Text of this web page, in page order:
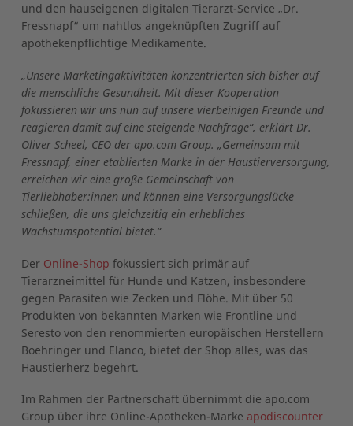
und den hauseigenen digitalen Tierarzt-Service „Dr.
Fressnapf“ um nahtlos angeknüpften Zugriff auf
apothekenpflichtige Medikamente.
„Unsere Marketingaktivitäten konzentrierten sich bisher auf
die menschliche Gesundheit. Mit dieser Kooperation
fokussieren wir uns nun auf unsere vierbeinigen Freunde und
reagieren damit auf eine steigende Nachfrage“, erklärt Dr.
Oliver Scheel, CEO der apo.com Group. „Gemeinsam mit
Fressnapf, einer etablierten Marke in der Haustierversorgung,
erreichen wir eine große Gemeinschaft von
Tierliebhaber:innen und können eine Versorgungslücke
schließen, die uns gleichzeitig ein erhebliches
Wachstumspotential bietet.“
Der Online-Shop fokussiert sich primär auf
Tierarzneimittel für Hunde und Katzen, insbesondere
gegen Parasiten wie Zecken und Flöhe. Mit über 50
Produkten von bekannten Marken wie Frontline und
Seresto von den renommierten europäischen Herstellern
Boehringer und Elanco, bietet der Shop alles, was das
Haustierherz begehrt.
Im Rahmen der Partnerschaft übernimmt die apo.com
Group über ihre Online-Apotheken-Marke apodiscounter